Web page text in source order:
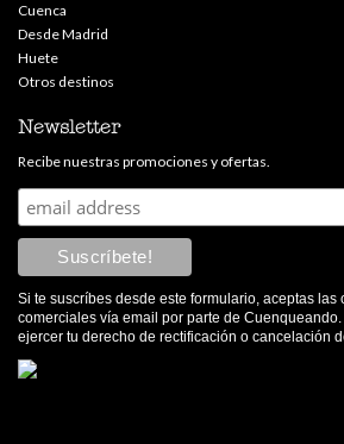
Cuenca
Desde Madrid
Huete
Otros destinos
Newsletter
Recibe nuestras promociones y ofertas.
Si te suscríbes desde este formulario, aceptas las
comerciales vía email por parte de
ejercer tu derecho de rectificación o cancelación